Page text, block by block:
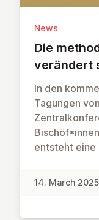
News
Die
verändert
In den
Tagungen
entsteht eine
14. March 2025